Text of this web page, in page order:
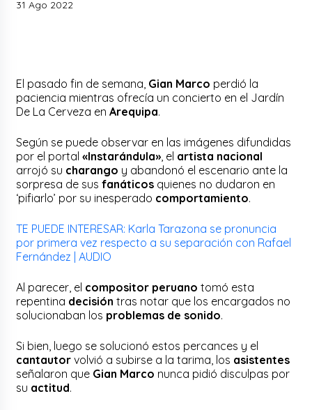
31 Ago 2022
El pasado fin de semana, Gian Marco perdió la
paciencia mientras ofrecía un concierto en el Jardín
De La Cerveza enArequipa.
Según se puede observar en las imágenes difundidas
por el portal«Instarándula» , el artista nacional
arrojó su charango y abandonó el escenario ante la
sorpresa de susfanáticos quienes no dudaron en
‘pifiarlo’ por su inesperado comportamiento.
TE PUEDE INTERESAR: Karla Tarazona se pronuncia
por primera vez respecto a su separación con Rafael
Fernández | AUDIO
Al parecer, el compositor peruano tomó esta
repentina decisióntras notar que los encargados no
solucionaban los problemas de sonido.
Si bien, luego se solucionó estos percances y el
cantautorvolvió a subirse a la tarima, los asistentes
señalaron que Gian Marco nunca pidió disculpas por
su actitud.